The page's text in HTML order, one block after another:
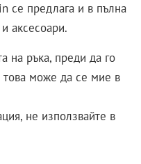
се предлага и в пълна
аксесоари.
на ръка, преди да го
това може да се мие в
не използвайте в